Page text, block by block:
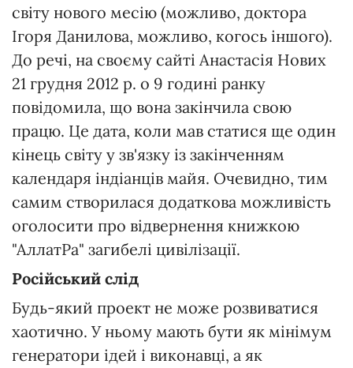
світу нового месію (можливо, доктора
Ігоря Данилова, можливо, когось іншого).
До речі, на своєму сайті Анастасія Нових
21 грудня 2012 р. о 9 годині ранку
повідомила, що вона закінчила свою
працю. Це дата, коли мав статися ще один
кінець світу у зв'язку із закінченням
календаря індіанців майя. Очевидно, тим
самим створилася додаткова можливість
оголосити про відвернення книжкою
"АллатРа" загибелі цивілізації.
Російський слід
Будь-який проект не може розвиватися
хаотично. У ньому мають бути як мінімум
генератори ідей і виконавці, а як